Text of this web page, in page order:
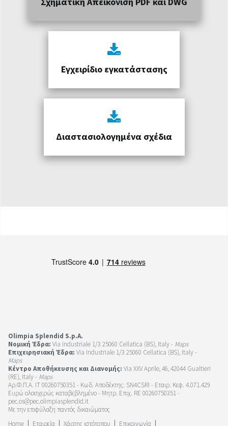
Εγχειρίδιο εγκατάστασης
Διαστασιολογημένα σχέδια
Olimpia Splendid S.p.A.
Νομική Έδρα: Via Industriale 1/3 25060 Cellatica (BS), Italy - Maps
Επιχειρησιακή Έδρα: Via Industriale 1/3 25060 Cellatica (BS), Italy -
Maps
Κέντρο Αποθήκευσης και Διανομής: Via XXV Aprile, 46, 42044 Gualtieri
(RE), Italy - Maps
Αρ.Φ.Π.Α. IT 00260750351 - Κωδ. Αποδέκτης: SN4CSRI - Εταιρ. Κεφ. 4.071.429
Ευρώ ολοσχερώς καταβεβλημένο - Μητρ. Επιχ. RE 00260750351 -
pec.os@pec.olimpiasplendid.it
Με την επιφύλαξη παντός δικαιώματος
Home
Εταιρεία Χάρτης ιστότοπου Επικοινωνία